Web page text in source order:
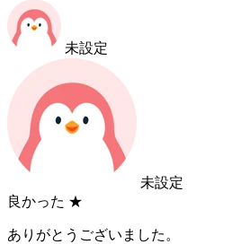
未設定
未設定
良かった ★
ありがとうございました。